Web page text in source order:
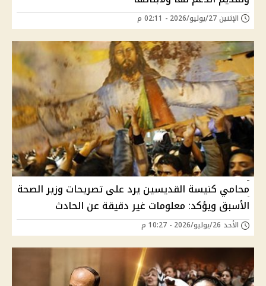
الإثنين 27/يوليو/2026 - 02:11 م
محامي كنيسة القديسين يرد على تصريحات وزير الصحة
الأسبق ويؤكد: معلومات غير دقيقة عن الحادث
الأحد 26/يوليو/2026 - 10:27 م